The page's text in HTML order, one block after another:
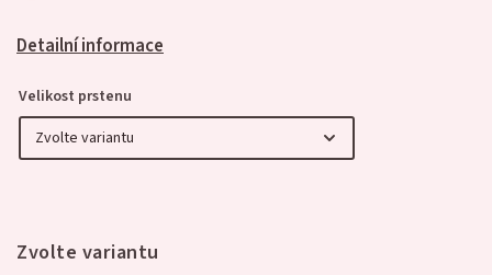
Detailní informace
Velikost prstenu
Zvolte variantu